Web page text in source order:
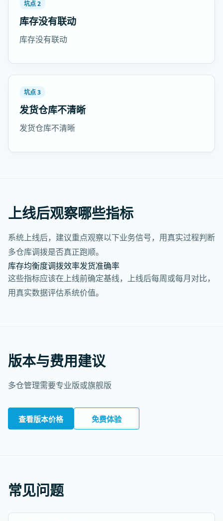
坑点 2
库存没有联动
库存没有联动
坑点 3
发货仓库不清晰
发货仓库不清晰
上线后观察哪些指标
系统上线后，建议重点观察以下业务信号，用真实过程判断
多仓库调拨是否真正跑顺。
库存均衡度调拨效率发货准确率
这些指标应该在上线前确定基线，上线后每周或每月对比，
用真实数据评估系统价值。
版本与费用建议
多仓管理需要专业版或旗舰版
查看版本价格 免费体验
常见问题